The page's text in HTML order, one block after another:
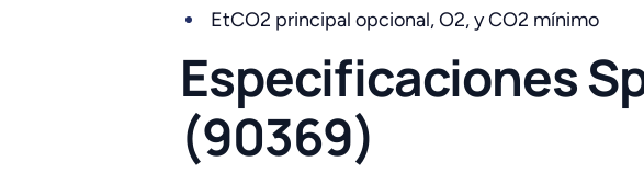
EtCO2 principal opcional, O2, y CO2 mínimo
Especificaciones
(90369)